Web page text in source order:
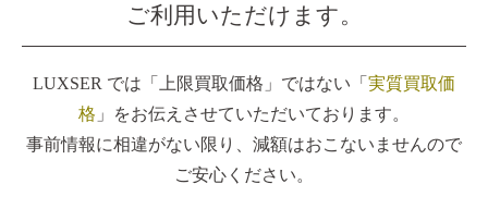
ご利用いただけます。
LUXSER では「上限買取価格」ではない「 実質買取価
格 」をお伝えさせていただいております。
事前情報に相違がない限り、減額はおこないませんので
ご安心ください。